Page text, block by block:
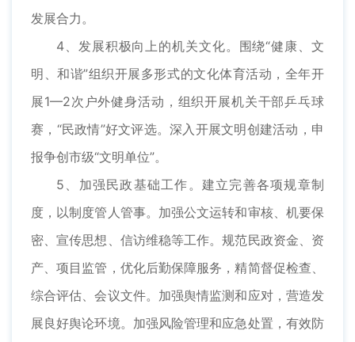
发展合力。
4、发展积极向上的机关文化。围绕“健康、文
明、和谐”组织开展多形式的文化体育活动，全年开
展1—2次户外健身活动，组织开展机关干部乒乓球
赛，“民政情”好文评选。深入开展文明创建活动，申
报争创市级“文明单位”。
5、加强民政基础工作。建立完善各项规章制
度，以制度管人管事。加强公文运转和审核、机要保
密、宣传思想、信访维稳等工作。规范民政资金、资
产、项目监管，优化后勤保障服务，精简督促检查、
综合评估、会议文件。加强舆情监测和应对，营造发
展良好舆论环境。加强风险管理和应急处置，有效防